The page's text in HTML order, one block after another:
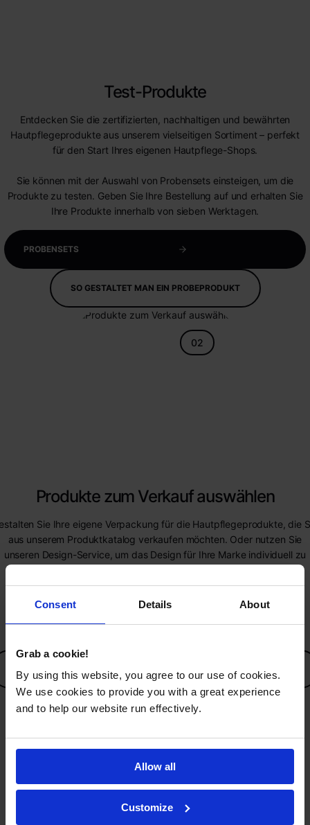
Consent Details About
Grab a cookie!
By using this website, you agree to our use of cookies.
We use cookies to provide you with a great experience
and to help our website run effectively.
Allow all
Customize
Test-Produkte
Entdecken Sie die zertifizierten, nachhaltigen und bewährten
Hautpflegeprodukte aus unserem vielseitigen Sortiment – perfekt
für den Start Ihres eigenen Hautpflege-Shops.
Sie können mit der Auswahl von Probensets einsteigen, um die
Produkte zu testen. Geben Sie Ihre Bestellung auf und erhalten Sie
Ihre Produkte innerhalb von sieben Werktagen.
PROBENSETS
SO GESTALTET MAN EIN PROBEPRODUKT
02
Produkte zum Verkauf auswählen
Sie Ihre eigene Verpackung für die Hautpflegeprodukte, die
aus unserem Produktkatalog verkaufen möchten. Oder nutzen Sie
unseren Design-Service, um das Design für Ihre Marke individuell zu
Werfen Sie einen Blick auf unsere Kategorien:
Gesichtspflege
PRODUKTKATALOG